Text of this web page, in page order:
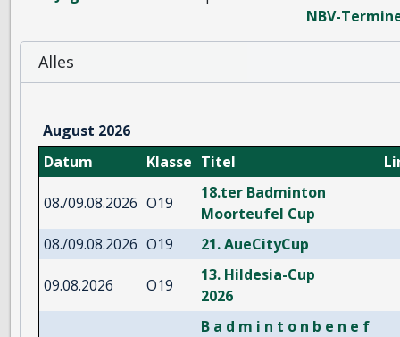
NBV-
Alles
August 2026
Datum
Klasse Titel
08./09.08.2026 O19
18.ter Badminton
Moorteufel Cup
08./09.08.2026 O19 21. AueCityCup
09.08.2026 O19
13. Hildesia-Cup
2026
B a d m i n t o n b e n e f